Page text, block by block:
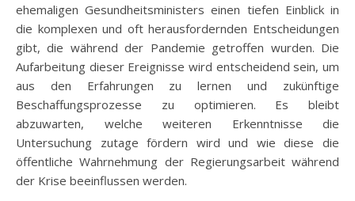
ehemaligen Gesundheitsministers einen tiefen Einblick in
die komplexen und oft herausfordernden Entscheidungen
gibt, die während der Pandemie getroffen wurden. Die
Aufarbeitung dieser Ereignisse wird entscheidend sein, um
aus den Erfahrungen zu lernen und zukünftige
Beschaffungsprozesse zu optimieren. Es bleibt
abzuwarten, welche weiteren Erkenntnisse die
Untersuchung zutage fördern wird und wie diese die
öffentliche Wahrnehmung der Regierungsarbeit während
der Krise beeinflussen werden.